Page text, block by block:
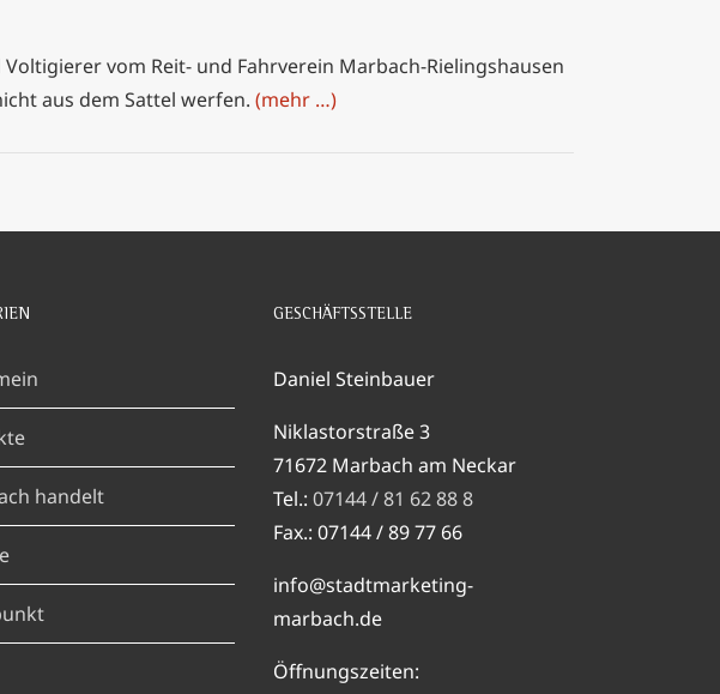
vom Reit- und Fahrverein Marbach-Rielingshausen
aus dem Sattel werfen. (mehr …)
handelt
GESCHÄFTSSTELLE
Daniel Steinbauer
Niklastorstraße 3
71672 Marbach am Neckar
Tel.: 07144 / 81 62 88 8
Fax.: 07144 / 89 77 66
info@stadtmarketing-
marbach.de
Öffnungszeiten: